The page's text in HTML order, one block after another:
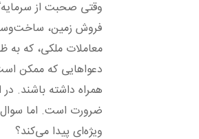
وقتی صحبت از
فروش زمین،
معاملات ملکی، که به
دعواهایی که ممکن
همراه داشته باشند.
ضرورت است. اما
ویژه‌ای پیدا می‌کند؟